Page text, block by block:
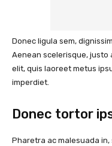
Donec ligula sem,
Aenean scelerisque, justo
elit, quis laoreet metus
imperdiet.
Donec tortor
Pharetra ac malesuada